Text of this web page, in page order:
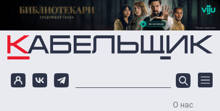
Перейти к основному содержанию
О нас